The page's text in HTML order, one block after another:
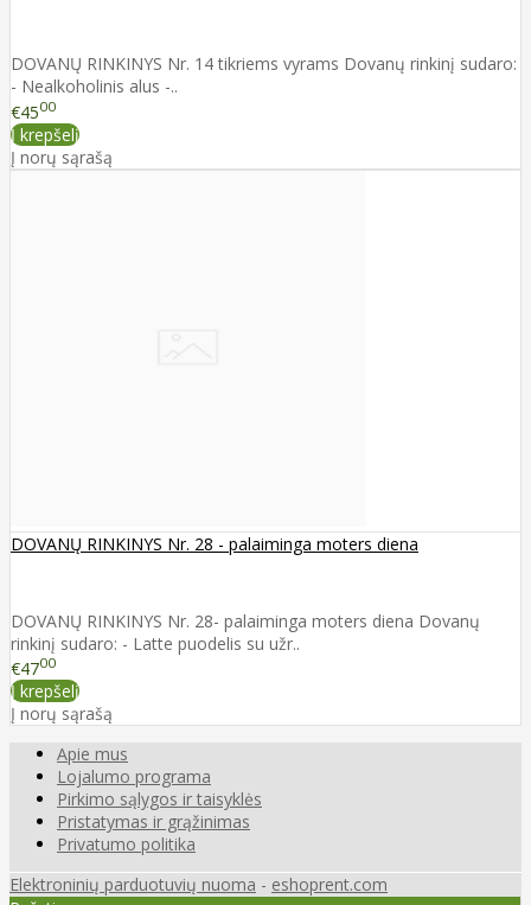
DOVANŲ RINKINYS Nr. 14 tikriems vyrams Dovanų rinkinį sudaro:
- Nealkoholinis alus -..
€4500
Į krepšelį
Į norų sąrašą
DOVANŲ RINKINYS Nr. 28 - palaiminga moters diena
DOVANŲ RINKINYS Nr. 28- palaiminga moters diena Dovanų
rinkinį sudaro: - Latte puodelis su užr..
€4700
Į krepšelį
Į norų sąrašą
Apie mus
Lojalumo programa
Pirkimo sąlygos ir taisyklės
Pristatymas ir grąžinimas
Privatumo politika
Elektroninių parduotuvių nuoma - eshoprent.com